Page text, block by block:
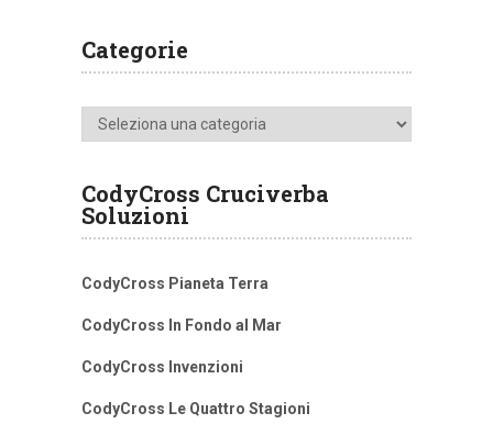
Categorie
Categorie
CodyCross Cruciverba
Soluzioni
CodyCross Pianeta Terra
CodyCross In Fondo al Mar
CodyCross Invenzioni
CodyCross Le Quattro Stagioni